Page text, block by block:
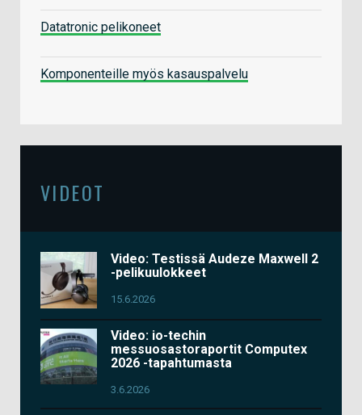
Datatronic pelikoneet
Komponenteille myös kasauspalvelu
VIDEOT
Video: Testissä Audeze Maxwell 2
-pelikuulokkeet
15.6.2026
Video: io-techin
messuosastoraportit Computex
2026 -tapahtumasta
3.6.2026